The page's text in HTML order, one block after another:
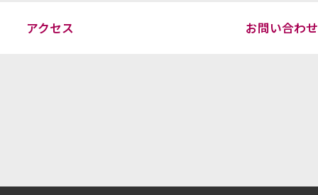
アクセス お問い合わせ